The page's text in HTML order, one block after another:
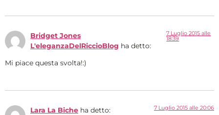
Bridget Jones
L'eleganzaDelRiccioBlog ha detto:
7 Luglio 2015 alle
18:39
Mi piace questa svolta!:)
Lara La Biche ha detto: 7 Luglio 2015 alle 20:06